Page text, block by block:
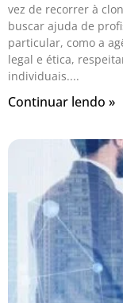
vez de recorrer à
buscar ajuda de
particular, como a
legal e ética,
individuais.
Continuar lendo »